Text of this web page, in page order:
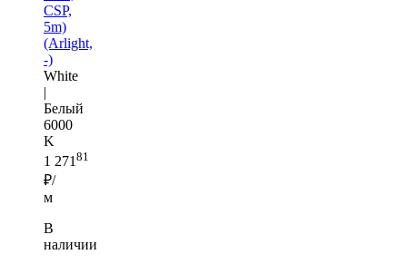
CSP,
5m)
(Arlight,
-)
White
|
Белый
6000
K
1 271 81
₽/
м
В
наличии